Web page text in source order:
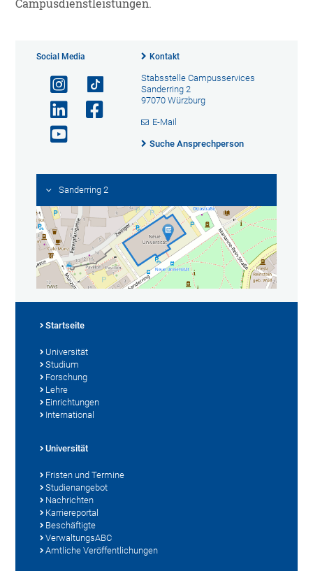
Campusdienstleistungen.
Social Media Kontakt
Stabsstelle Campusservices
Sanderring 2
97070 Würzburg
E-Mail
Suche Ansprechperson
Sanderring 2
Startseite
Universität
Studium
Forschung
Lehre
Einrichtungen
International
Universität
Fristen und Termine
Studienangebot
Nachrichten
Karriereportal
Beschäftigte
VerwaltungsABC
Amtliche Veröffentlichungen